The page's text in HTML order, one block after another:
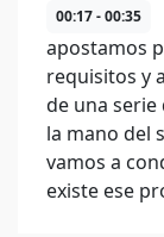
00:17 - 00:35
apostamos
requisitos y
de una
la mano del
vamos a
existe ese